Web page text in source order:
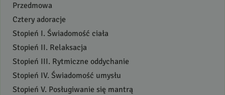
Przedmowa
Cztery adoracje
Stopień I. Świadomość ciała
Stopień II. Relaksacja
Stopień III. Rytmiczne oddychanie
Stopień IV. Świadomość umysłu
Stopień V. Posługiwanie się mantrą